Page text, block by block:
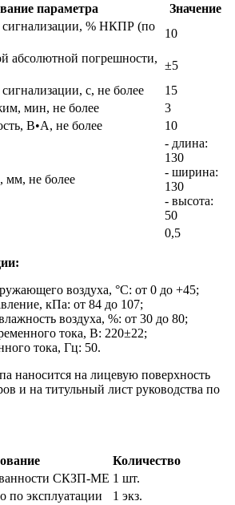
параметра
Значение
сигнализации, % НКПР (по
10
абсолютной погрешности,
±5
с, не более
15
мин, не более
3
В•А, не более
10
мм, не более
- длина:
130
- ширина:
130
- высота:
50
0,5
воздуха, °С: от 0 до +45;
кПа: от 84 до 107;
воздуха, %: от 30 до 80;
тока, В: 220±22;
тока, Гц: 50.
наносится на лицевую поверхность
и на титульный лист руководства по
Количество
СКЗП-МЕ 1 шт.
по эксплуатации
1 экз.